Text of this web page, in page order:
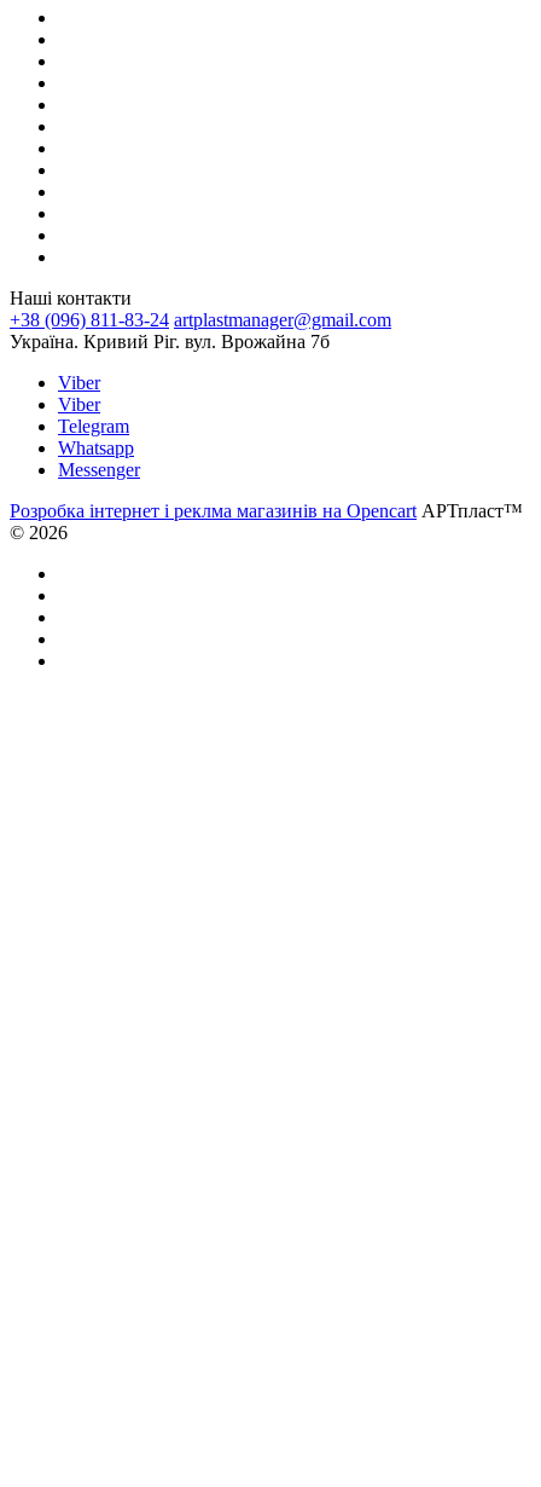
Наші контакти
+38 (096) 811-83-24 artplastmanager@gmail.com
Україна. Кривий Ріг. вул. Врожайна 7б
Viber
Viber
Telegram
Whatsapp
Messenger
Розробка інтернет і реклма магазинів на Opencart АРТпласт™
© 2026